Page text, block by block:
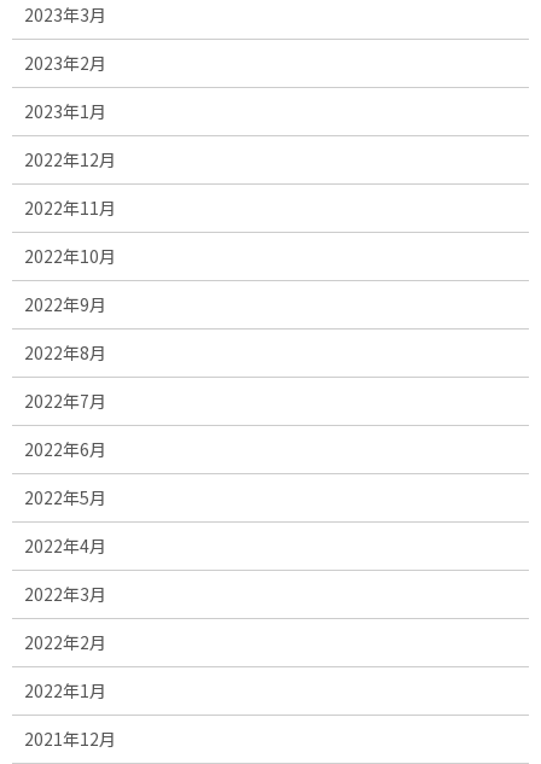
2023年3月
2023年2月
2023年1月
2022年12月
2022年11月
2022年10月
2022年9月
2022年8月
2022年7月
2022年6月
2022年5月
2022年4月
2022年3月
2022年2月
2022年1月
2021年12月